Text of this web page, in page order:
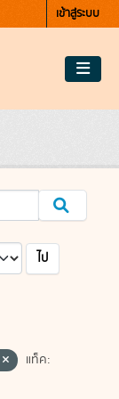
เข้าสู่ระบบ
ไป
แท็ค: